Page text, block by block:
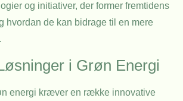
og initiativer, der former fremtidens
hvordan de kan bidrage til en mere
i Grøn Energi
energi kræver en række innovative